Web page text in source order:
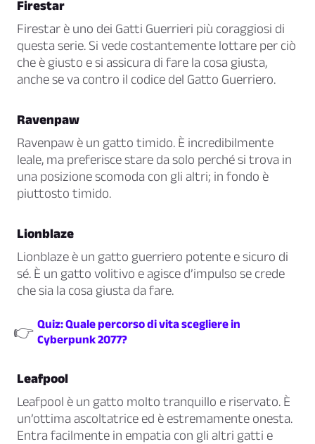
Firestar
Firestar è uno dei Gatti Guerrieri più coraggiosi di
questa serie. Si vede costantemente lottare per ciò
che è giusto e si assicura di fare la cosa giusta,
anche se va contro il codice del Gatto Guerriero.
Ravenpaw
Ravenpaw è un gatto timido. È incredibilmente
leale, ma preferisce stare da solo perché si trova in
una posizione scomoda con gli altri; in fondo è
piuttosto timido.
Lionblaze
Lionblaze è un gatto guerriero potente e sicuro di
sé. È un gatto volitivo e agisce d’impulso se crede
che sia la cosa giusta da fare.
👉 Quiz: Quale percorso di vita scegliere in
Cyberpunk 2077?
Leafpool
Leafpool è un gatto molto tranquillo e riservato. È
un’ottima ascoltatrice ed è estremamente onesta.
Entra facilmente in empatia con gli altri gatti e